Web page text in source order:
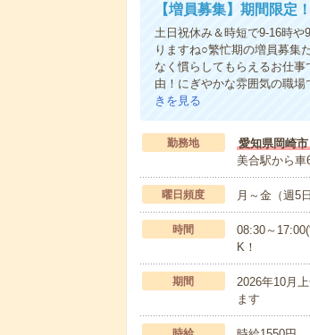
【増員募集】期間限定
土日祝休み＆時短で9-16時
りますね○繁忙期の増員募集
なく慣らしてもらえるお仕
由！にぎやかな雰囲気の職
きを見る
勤務地
愛知県岡崎市
美合駅から車
曜日頻度 月～金（週5
時間
08:30～
K！
期間
2026年10月
ます